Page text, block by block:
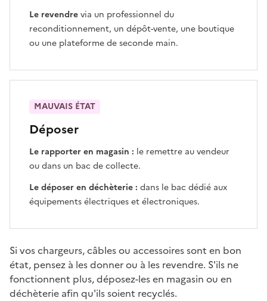
Le revendrevia un professionnel du
reconditionnement, un dépôt-vente, une boutique
ou une plateforme de seconde main.
Déposer
Le rapporter en magasin : le remettre au vendeur
ou dans un bac de collecte.
Le déposer en déchèterie : dans le bac dédié aux
équipements électriques et électroniques.
MAUVAIS ÉTAT
Si vos chargeurs, câbles ou accessoires sont en bon
état, pensez à les donner ou à les revendre. S'ils ne
fonctionnent plus, déposez-les en magasin ou en
déchèterie afin qu'ils soient recyclés.